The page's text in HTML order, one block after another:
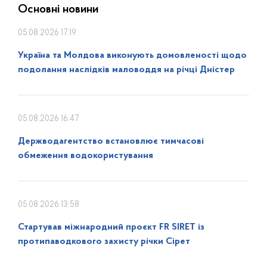
Основні новини
05.08.2026 17:19
Україна та Молдова виконують домовленості щодо
подолання наслідків маловоддя на річці Дністер
05.08.2026 16:47
Держводагентство встановлює тимчасові
обмеження водокористування
05.08.2026 13:58
Стартував міжнародний проєкт FR SIRET із
протипаводкового захисту річки Сірет